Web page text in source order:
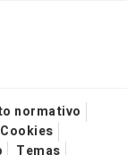
normativo
Temas